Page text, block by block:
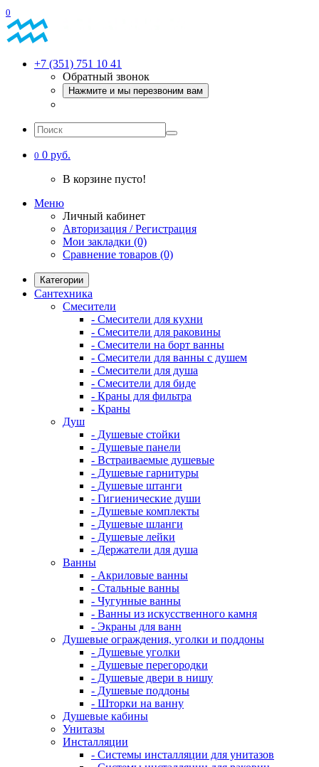
0
+7 (351) 751 10 41
Обратный звонок
Нажмите и мы перезвоним вам
0 0 руб.
В корзине пусто!
Меню
Личный кабинет
Авторизация / Регистрация
Мои закладки (0)
Сравнение товаров (0)
Категории
Сантехника
Смесители
- Смесители для кухни
- Смесители для раковины
- Смесители на борт ванны
- Смесители для ванны с душем
- Смесители для душа
- Смесители для биде
- Краны для фильтра
- Краны
Душ
- Душевые стойки
- Душевые панели
- Встраиваемые душевые
- Душевые гарнитуры
- Душевые штанги
- Гигиенические души
- Душевые комплекты
- Душевые шланги
- Душевые лейки
- Держатели для душа
Ванны
- Акриловые ванны
- Стальные ванны
- Чугунные ванны
- Ванны из искусственного камня
- Экраны для ванн
Душевые ограждения, уголки и поддоны
- Душевые уголки
- Душевые перегородки
- Душевые двери в нишу
- Душевые поддоны
- Шторки на ванну
Душевые кабины
Унитазы
Инсталляции
- Системы инсталляции для унитазов